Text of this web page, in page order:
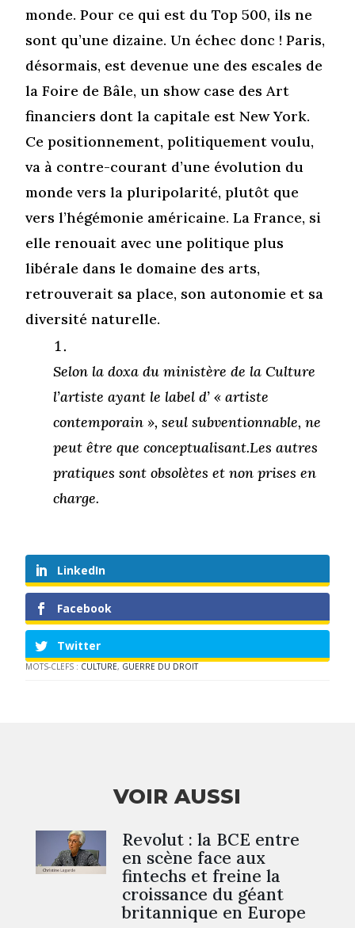
monde. Pour ce qui est du Top 500, ils ne
sont qu’une dizaine. Un échec donc ! Paris,
désormais, est devenue une des escales de
la Foire de Bâle, un show case des Art
financiers dont la capitale est New York.
Ce positionnement, politiquement voulu,
va à contre-courant d’une évolution du
monde vers la pluripolarité, plutôt que
vers l’hégémonie américaine. La France, si
elle renouait avec une politique plus
libérale dans le domaine des arts,
retrouverait sa place, son autonomie et sa
diversité naturelle.
Selon la doxa du ministère de la Culture
l’artiste ayant le label d’ « artiste
contemporain », seul subventionnable, ne
peut être que conceptualisant.Les autres
pratiques sont obsolètes et non prises en
charge.
LinkedIn
Facebook
Twitter
MOTS-CLEFS : CULTURE, GUERRE DU DROIT
VOIR AUSSI
Revolut : la BCE entre
en scène face aux
fintechs et freine la
croissance du géant
britannique en Europe